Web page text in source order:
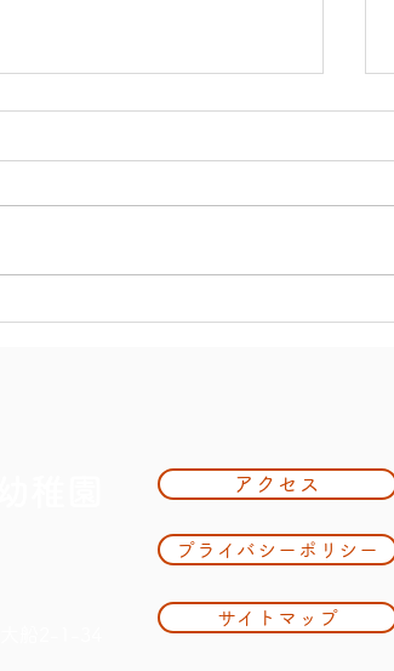
9月イベントのご案内
アクセス
プライバシーポリシー
サイトマップ